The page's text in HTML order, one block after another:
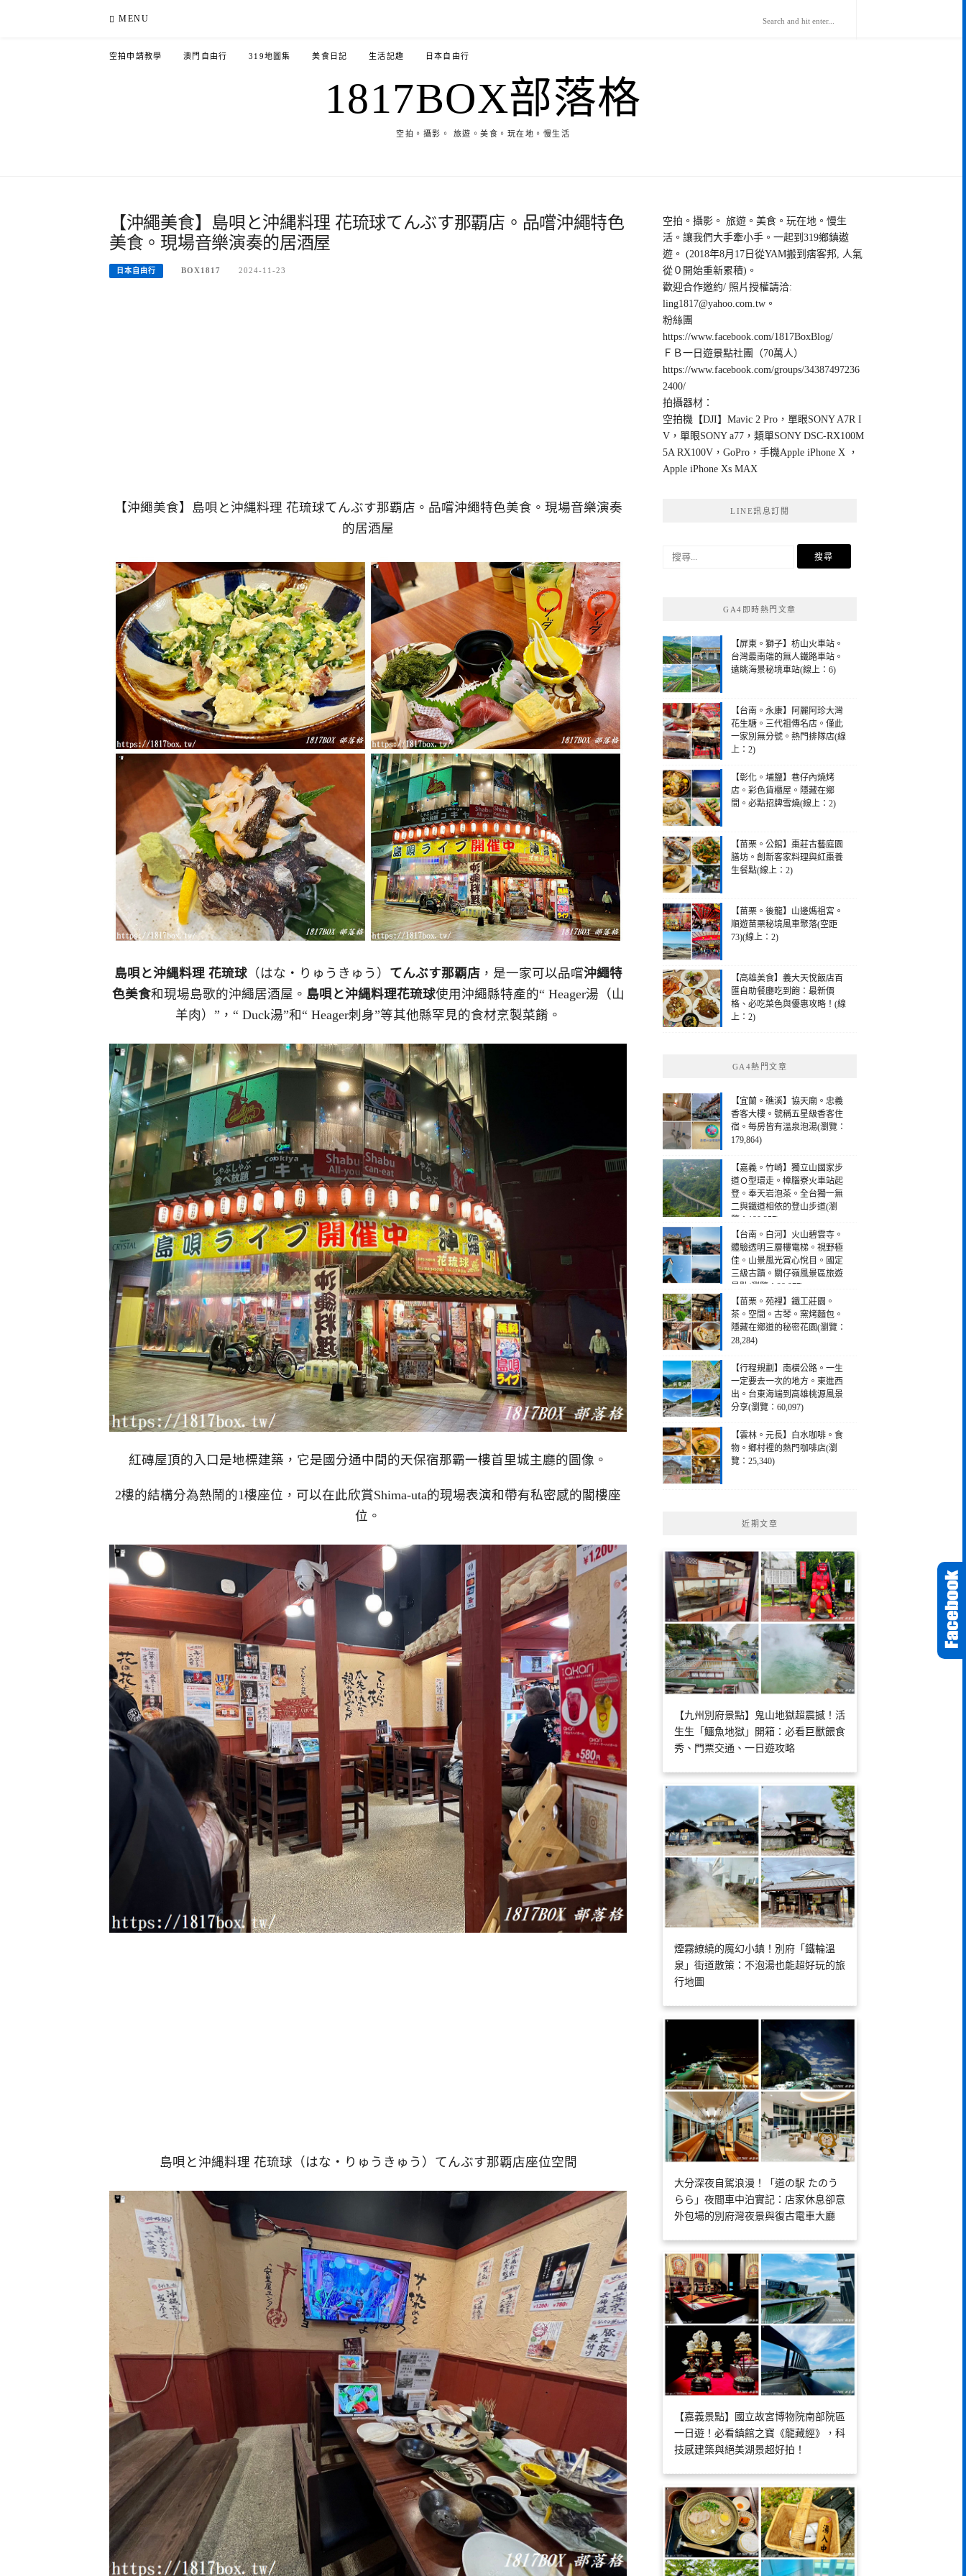
MENU
空拍申請教學 澳門自由行 319地圖集 美食日記 生活記趣 日本自由行
1817BOX部落格
空拍。攝影。 旅遊。美食。玩在地。慢生活
【沖繩美食】島唄と沖縄料理 花琉球てんぶす那覇店。品嚐沖繩特色
美食。現場音樂演奏的居酒屋
日本自由行 BOX1817 2024-11-23
【沖繩美食】島唄と沖縄料理 花琉球てんぶす那覇店。品嚐沖繩特色美食。現場音樂演奏
的居酒屋
島唄と沖縄料理 花琉球（はな・りゅうきゅう） てんぶす那覇店，是一家可以品嚐沖繩特
色美食和現場島歌的沖繩居酒屋。 島唄と沖縄料理花琉球使用沖繩縣特產的“ Heager湯（山
羊肉）”，“ Duck湯”和“ Heager刺身”等其他縣罕見的食材烹製菜餚。
紅磚屋頂的入口是地標建築，它是國分通中間的天保宿那霸一樓首里城主廳的圖像。
2樓的結構分為熱鬧的1樓座位，可以在此欣賞Shima-uta的現場表演和帶有私密感的閣樓座
位。
島唄と沖縄料理 花琉球（はな・りゅうきゅう）てんぶす那覇店座位空間
空拍。攝影。 旅遊。美食。玩在地。慢生
活。讓我們大手牽小手。一起到319鄉鎮遨
遊。 (2018年8月17日從YAM搬到痞客邦, 人氣
從０開始重新累積)。
歡迎合作邀約/ 照片授權請洽:
ling1817@yahoo.com.tw 。
粉絲團
https://www.facebook.com/1817BoxBlog/
ＦＢ一日遊景點社團（70萬人）
https://www.facebook.com/groups/34387497236
2400/
拍攝器材：
空拍機【DJI】Mavic 2 Pro，單眼SONY A7R I
V，單眼SONY a77，類單SONY DSC-RX100M
5A RX100V，GoPro，手機Apple iPhone X ，
Apple iPhone Xs MAX
LINE訊息訂閱
搜
GA4即時熱門文章
【屏東。獅子】枋山火車站。
台灣最南端的無人鐵路車站。
遠眺海景秘境車站(線上：6)
【台南。永康】阿麗阿珍大灣
花生糖。三代祖傳名店。僅此
一家別無分號。熱門排隊店(線
上：2)
【彰化。埔鹽】巷仔內燒烤
店。彩色貨櫃屋。隱藏在鄉
間。必點招牌雪燒(線上：2)
【苗栗。公館】棗莊古藝庭園
膳坊。創新客家料理與紅棗養
生餐點(線上：2)
【苗栗。後龍】山邊媽祖宮。
順遊苗栗秘境風車聚落(空距
73)(線上：2)
【高雄美食】義大天悅飯店百
匯自助餐廳吃到飽：最新價
格、必吃菜色與優惠攻略！(線
上：2)
GA4熱門文章
【宜蘭。礁溪】協天廟。忠義
香客大樓。號稱五星級香客住
宿。每房皆有溫泉泡湯(瀏覽：
179,864)
【嘉義。竹崎】獨立山國家步
道Ｏ型環走。樟腦寮火車站起
登。奉天岩泡茶。全台獨一無
二與鐵道相依的登山步道(瀏
覽：190,257)
【台南。白河】火山碧雲寺。
體驗透明三層樓電梯。視野極
佳。山景風光賞心悅目。國定
三級古蹟。關仔嶺風景區旅遊
景點(瀏覽：28,977)
【苗栗。苑裡】鐵工莊園。
茶。空間。古琴。窯烤麵包。
隱藏在鄉道的秘密花園(瀏覽：
28,284)
【行程規劃】南橫公路。一生
一定要去一次的地方。東進西
出。台東海端到高雄桃源風景
分享(瀏覽：60,097)
【雲林。元長】白水咖啡。食
物。鄉村裡的熱門咖啡店(瀏
覽：25,340)
近期文章
【九州別府景點】鬼山地獄超震撼！活
生生「鱷魚地獄」開箱：必看巨獸餵食
秀、門票交通、一日遊攻略
煙霧繚繞的魔幻小鎮！別府「鐵輪溫
泉」街道散策：不泡湯也能超好玩的旅
行地圖
大分深夜自駕浪漫！「道の駅 たのう
らら」夜間車中泊實記：店家休息卻意
外包場的別府灣夜景與復古電車大廳
【嘉義景點】國立故宮博物院南部院區
一日遊！必看鎮館之寶《龍藏經》，科
技感建築與絕美湖景超好拍！